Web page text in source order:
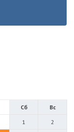
Сб
Вс
1
2